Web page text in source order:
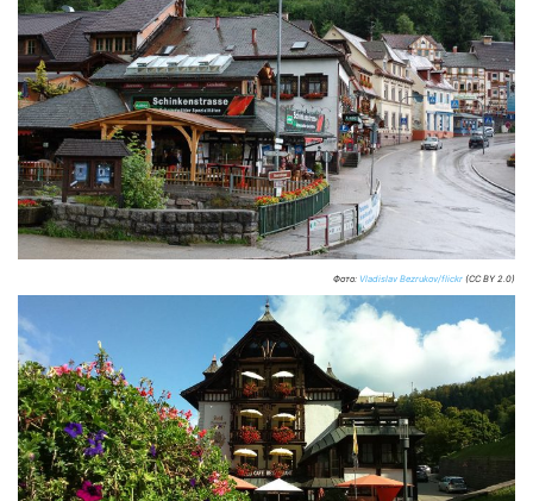
Фото: Vladislav Bezrukov/flickr (CC BY 2.0)